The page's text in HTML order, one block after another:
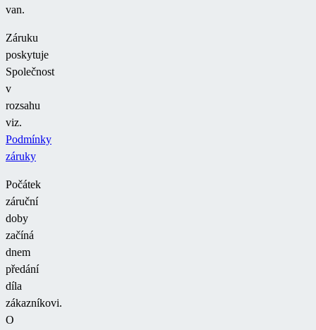
van.
Záruku
poskytuje
Společnost
v
rozsahu
viz.
Podmínky
záruky
Počátek
záruční
doby
začíná
dnem
předání
díla
zákazníkovi.
O